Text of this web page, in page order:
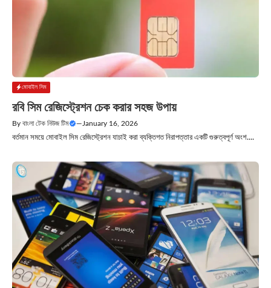
মোবাইল সিম
রবি সিম রেজিস্ট্রেশন চেক করার সহজ উপায়
By বাংলা টেক নিউজ টিম — January 16, 2026
বর্তমান সময়ে মোবাইল সিম রেজিস্ট্রেশন যাচাই করা ব্যক্তিগত নিরাপত্তার একটি গুরুত্বপূর্ণ অংশ....